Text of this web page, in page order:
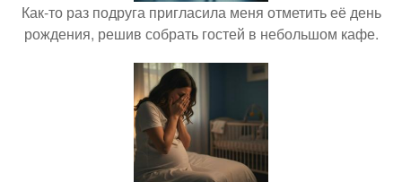
Как-то раз подруга пригласила меня отметить её день
рождения, решив собрать гостей в небольшом кафе.